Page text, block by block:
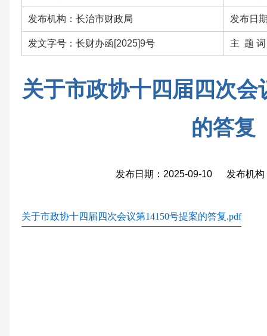
发布机构：长治市财政局 发布日
发文字号：长财办函[2025]9号 主 题 词
关于市政协十四届四次
的答复
发布日期：2025-09-10 发布机构
关于市政协十四届四次会议第14150号提案的答复.pdf